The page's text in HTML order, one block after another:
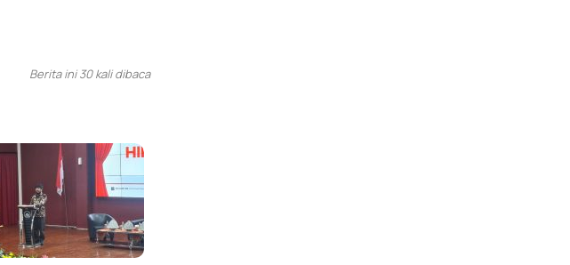
Berita ini 30 kali dibaca